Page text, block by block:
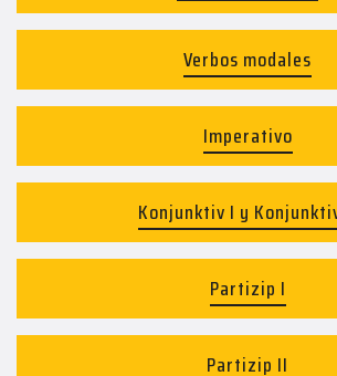
Verbos modales
Imperativo
Konjunktiv I y
Partizip I
Partizip II